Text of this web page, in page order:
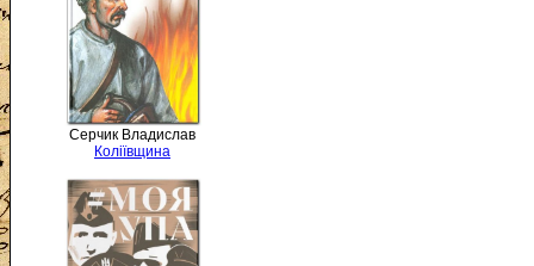
Серчик Владислав
Коліївщина